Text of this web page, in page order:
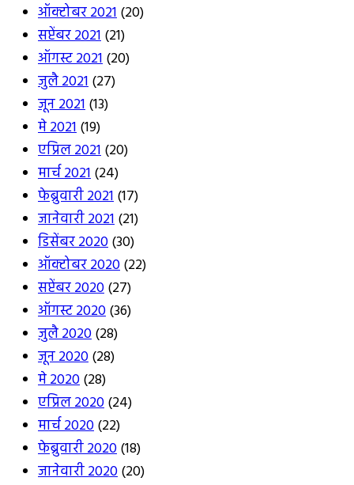
ऑक्टोबर 2021(20)
सप्टेंबर 2021(21)
ऑगस्ट 2021(20)
जुलै 2021(27)
जून 2021(13)
मे 2021(19)
एप्रिल 2021(20)
मार्च 2021(24)
फेब्रुवारी 2021(17)
जानेवारी 2021(21)
डिसेंबर 2020(30)
ऑक्टोबर 2020(22)
सप्टेंबर 2020(27)
ऑगस्ट 2020(36)
जुलै 2020(28)
जून 2020(28)
मे 2020(28)
एप्रिल 2020(24)
मार्च 2020(22)
फेब्रुवारी 2020(18)
जानेवारी 2020(20)